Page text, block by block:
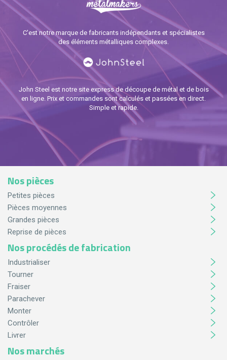
C'est notre marque de fabricants indépendants et spécialistes
des éléments métalliques complexes.
John Steel est notre site express de découpe de métal et de bois
en ligne. Prix et commandes sont calculés et passées en direct.
Simple et rapide.
Nos pièces
Petites pièces
Pièces moyennes
Grandes pièces
Reprise de pièces
Nos procédés de fabrication
Industrialiser
Tourner
Fraiser
Parachever
Monter
Contrôler
Livrer
Nos marchés